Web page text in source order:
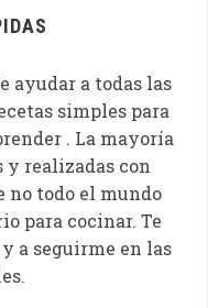
ayudar a todas las
simples para
. La mayoría
y realizadas con
no todo el mundo
para cocinar. Te
a seguirme en las